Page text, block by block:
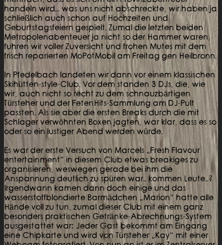
handeln wird... was uns nicht abschreckte, wir haben ja
schließlich auch schon auf Hochzeiten und
Geburtstagsfeiern gespielt. Zumal die letzten beiden
Metropolenabenteuer ja nicht so der Hammer waren,
fuhren wir voller Zuversicht und frohen Mutes mit dem
frisch reparierten MoPotMobil am Freitag gen Heilbronn.
In Pfedelbach landeten wir dann vor einem klassischen
Skihütten-style-Club. Vor dem standen 3 DJs, die, wie
wir, auch nicht so recht zu dem schnauzbärtigen
Türsteher und der FetenHits-Sammlung am DJ-Pult
passten. Als sie aber die ersten Breaks durch die mit
Schlager verwöhnten Boxen jagten, war klar, dass es so
oder so ein lustiger Abend werden würde.
Es war der erste Versuch von Marcels „Fresh Flavour
entertainment“ in diesem Club etwas breakiges zu
organisieren, weswegen gerade bei ihm die
Anspannung deutlich zu spüren war.. kommen Leute..?
Irgendwann kamen dann doch einige und das
wasserstoffblondierte Barmädchen „Marion“ hatte alle
Hände voll zu tun, zumal dieser Club mit einem ganz
besonders praktischen Getränke-Abrechnungs-System
ausgestattet war: Jeder Gast bekommt am Eingang
eine Chipkarte und wird von Türsteher „Kay“ mit einer